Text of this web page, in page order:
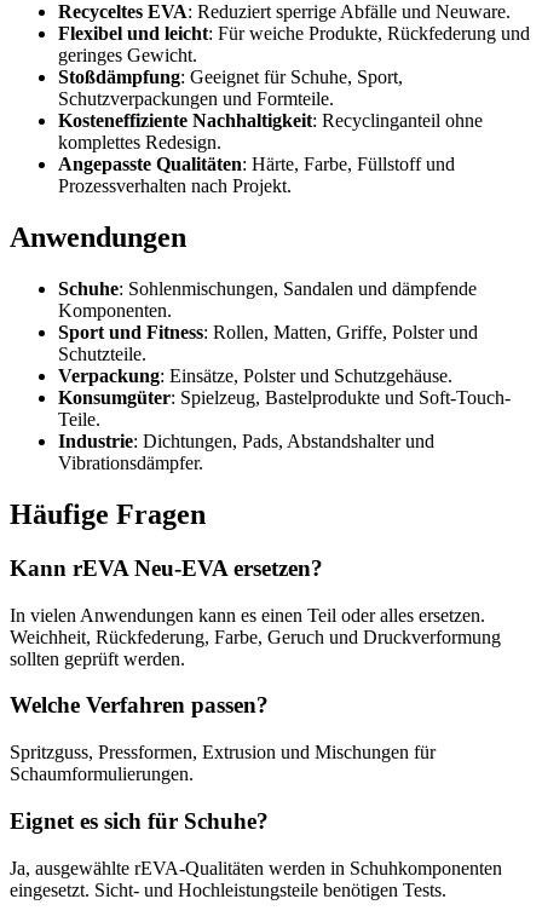
Recyceltes EVA: Reduziert sperrige Abfälle und Neuware.
Flexibel und leicht: Für weiche Produkte, Rückfederung und
geringes Gewicht.
Stoßdämpfung: Geeignet für Schuhe, Sport,
Schutzverpackungen und Formteile.
Kosteneffiziente Nachhaltigkeit: Recyclinganteil ohne
komplettes Redesign.
Angepasste Qualitäten: Härte, Farbe, Füllstoff und
Prozessverhalten nach Projekt.
Anwendungen
Schuhe: Sohlenmischungen, Sandalen und dämpfende
Komponenten.
Sport und Fitness: Rollen, Matten, Griffe, Polster und
Schutzteile.
Verpackung: Einsätze, Polster und Schutzgehäuse.
Konsumgüter: Spielzeug, Bastelprodukte und Soft-Touch-
Teile.
Industrie: Dichtungen, Pads, Abstandshalter und
Vibrationsdämpfer.
Häufige Fragen
Kann rEVA Neu-EVA ersetzen?
In vielen Anwendungen kann es einen Teil oder alles ersetzen.
Weichheit, Rückfederung, Farbe, Geruch und Druckverformung
sollten geprüft werden.
Welche Verfahren passen?
Spritzguss, Pressformen, Extrusion und Mischungen für
Schaumformulierungen.
Eignet es sich für Schuhe?
Ja, ausgewählte rEVA-Qualitäten werden in Schuhkomponenten
eingesetzt. Sicht- und Hochleistungsteile benötigen Tests.